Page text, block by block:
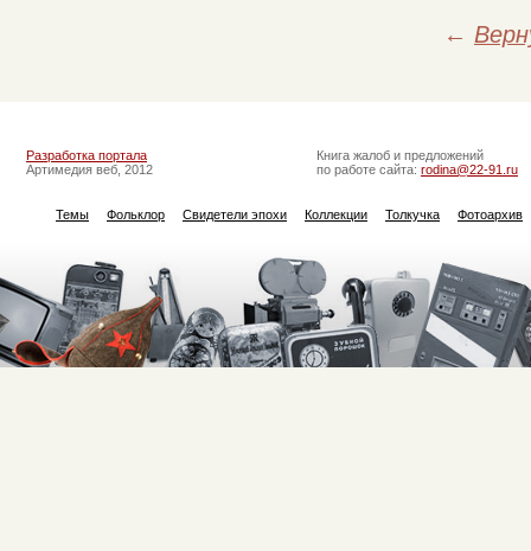
←
Разработка портала
Артимедия веб, 2012
Книга жалоб и предложений
по работе сайта: rodina@22-91.ru
Темы Фольклор Свидетели эпохи Коллекции Толкучка Фотоархив